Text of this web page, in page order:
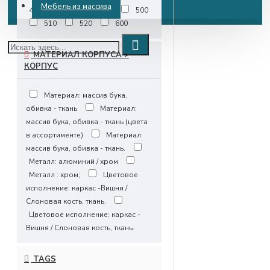
Мебель из массива
460
470 480
500
510
520 600
МАТЕРИАЛ КОРПУСА >
КОРПУС
Материал: массив бука,
обивка - ткань
Материал:
массив бука, обивка - ткань (цвета
в ассортименте)
Материал:
массив бука, обивка - ткань.
Металл: алюминий / хром
Металл : хром;
Цветовое
исполнение: каркас -Вишня /
Слоновая кость, ткань.
Цветовое исполнение: каркас -
Вишня / Слоновая кость, ткань.
TAGS